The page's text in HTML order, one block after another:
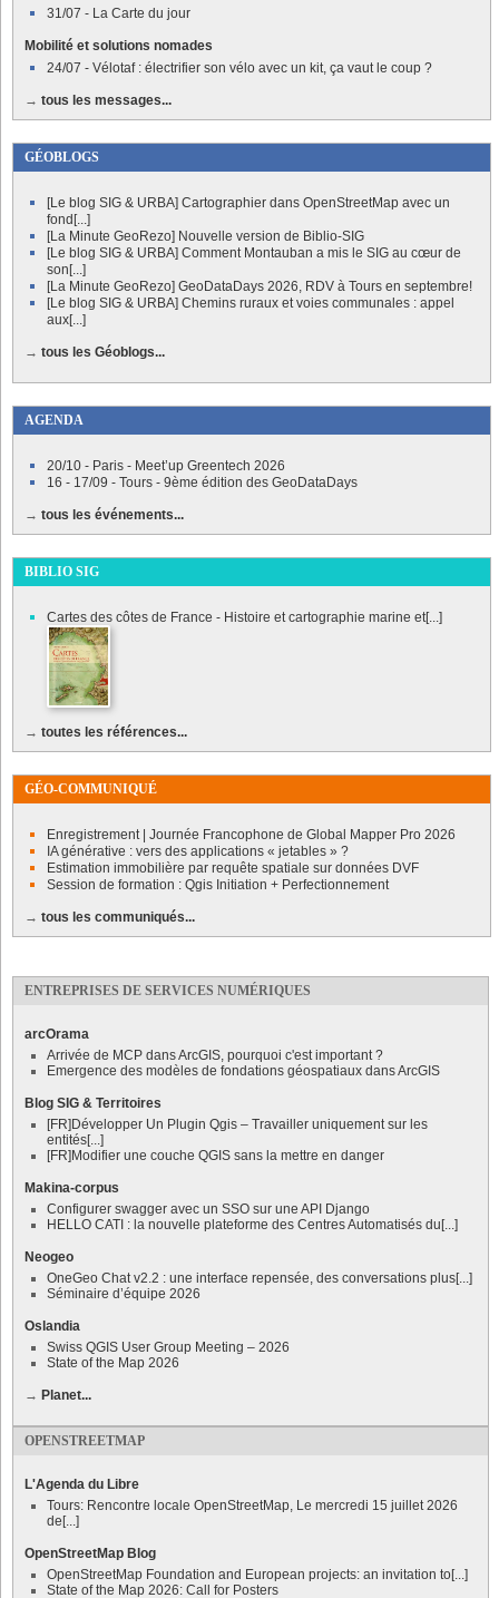
31/07 - La Carte du jour
Mobilité et solutions nomades
24/07 - Vélotaf : électrifier son vélo avec un kit, ça vaut le coup ?
→ tous les messages...
GÉOBLOGS
[Le blog SIG & URBA] Cartographier dans OpenStreetMap avec un
fond[...]
[La Minute GeoRezo] Nouvelle version de Biblio-SIG
[Le blog SIG & URBA] Comment Montauban a mis le SIG au cœur de
son[...]
[La Minute GeoRezo] GeoDataDays 2026, RDV à Tours en septembre!
[Le blog SIG & URBA] Chemins ruraux et voies communales : appel
aux[...]
→ tous les Géoblogs...
AGENDA
20/10 - Paris - Meet’up Greentech 2026
16 - 17/09 - Tours - 9ème édition des GeoDataDays
→ tous les événements...
BIBLIO SIG
Cartes des côtes de France - Histoire et cartographie marine et[...]
→ toutes les références...
GÉO-COMMUNIQUÉ
Enregistrement | Journée Francophone de Global Mapper Pro 2026
IA générative : vers des applications « jetables » ?
Estimation immobilière par requête spatiale sur données DVF
Session de formation : Qgis Initiation + Perfectionnement
→ tous les communiqués...
ENTREPRISES DE SERVICES NUMÉRIQUES
arcOrama
Arrivée de MCP dans ArcGIS, pourquoi c'est important ?
Emergence des modèles de fondations géospatiaux dans ArcGIS
Blog SIG & Territoires
[FR]Développer Un Plugin Qgis – Travailler uniquement sur les
entités[...]
[FR]Modifier une couche QGIS sans la mettre en danger
Makina-corpus
Configurer swagger avec un SSO sur une API Django
HELLO CATI : la nouvelle plateforme des Centres Automatisés du[...]
Neogeo
OneGeo Chat v2.2 : une interface repensée, des conversations plus[...]
Séminaire d’équipe 2026
Oslandia
Swiss QGIS User Group Meeting – 2026
State of the Map 2026
→ Planet...
OPENSTREETMAP
L'Agenda du Libre
Tours: Rencontre locale OpenStreetMap, Le mercredi 15 juillet 2026
de[...]
OpenStreetMap Blog
OpenStreetMap Foundation and European projects: an invitation to[...]
State of the Map 2026: Call for Posters